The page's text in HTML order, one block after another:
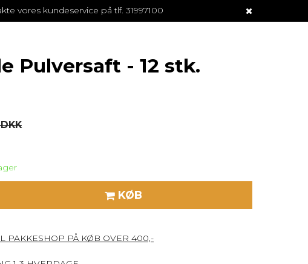
vores kundeservice på tlf. 31997100
Pulversaft - 12 stk.
KØB
PAKKESHOP PÅ KØB OVER 400,-